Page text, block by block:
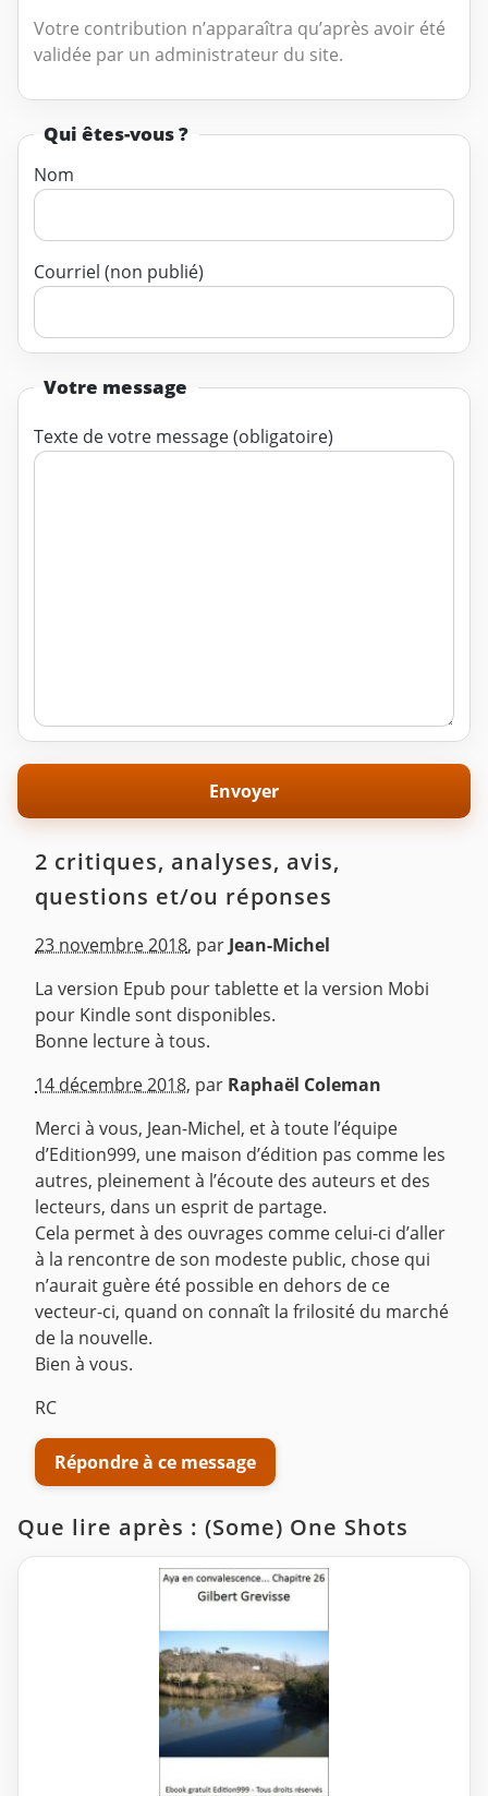
Votre contribution n’apparaîtra qu’après avoir été
validée par un administrateur du site.
Qui êtes-vous ?
Nom
Courriel (non publié)
Votre message
Texte de votre message (obligatoire)
2 critiques, analyses, avis,
questions et/ou réponses
23 novembre 2018, par Jean-Michel
La version Epub pour tablette et la version Mobi
pour Kindle sont disponibles.
Bonne lecture à tous.
^
14 décembre 2018, par Raphaël Coleman
Merci à vous, Jean-Michel, et à toute l’équipe
d’Edition999, une maison d’édition pas comme les
autres, pleinement à l’écoute des auteurs et des
lecteurs, dans un esprit de partage.
Cela permet à des ouvrages comme celui-ci d’aller
à la rencontre de son modeste public, chose qui
n’aurait guère été possible en dehors de ce
vecteur-ci, quand on connaît la frilosité du marché
de la nouvelle.
Bien à vous.
RC
Répondre à ce message
Que lire après : (Some) One Shots